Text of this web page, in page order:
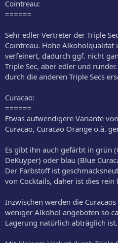
Cointreau:
======
Sehr edler Vertreter der Triple
Cointreau. Hohe Alkoholqualität
verfeinert, dadurch ggf. nicht
Triple Sec, aber edler und
durch die anderen Triple Secs
Curacao:
======
Etwas aufwendigere Variante
Curacao, Curacao Orange o.ä.
Es gibt ihn auch gefärbt in grün
DeKuyper) oder blau (Blue
Der Farbstoff ist
von Cocktails, daher ist dies rein
Inzwischen werden die
weniger Alkohol angeboten so
Lagerung natürlich abträglich ist.